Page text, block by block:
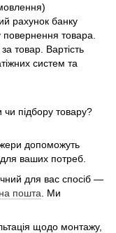
рахунок банку
повернення товара.
товар. Вартість
систем та
підбору товару?
допоможуть
ваших потреб.
для вас спосіб —
пошта . Ми
щодо монтажу,